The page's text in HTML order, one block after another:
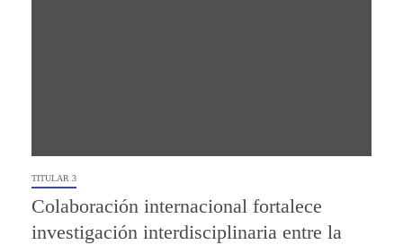
TITULAR 3
Colaboración internacional fortalece
investigación interdisciplinaria entre la